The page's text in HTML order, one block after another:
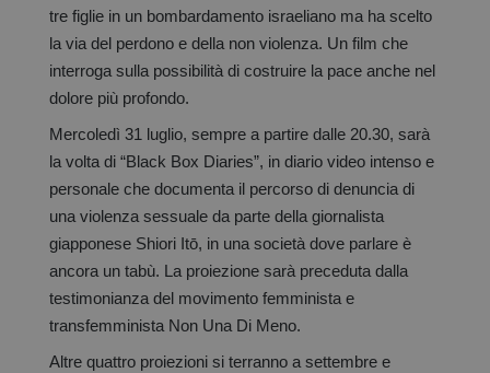
tre figlie in un bombardamento israeliano ma ha scelto
la via del perdono e della non violenza. Un film che
interroga sulla possibilità di costruire la pace anche nel
dolore più profondo.
Mercoledì 31 luglio, sempre a partire dalle 20.30, sarà
la volta di “Black Box Diaries”, in diario video intenso e
personale che documenta il percorso di denuncia di
una violenza sessuale da parte della giornalista
giapponese Shiori Itō, in una società dove parlare è
ancora un tabù. La proiezione sarà preceduta dalla
testimonianza del movimento femminista e
transfemminista Non Una Di Meno.
Altre quattro proiezioni si terranno a settembre e